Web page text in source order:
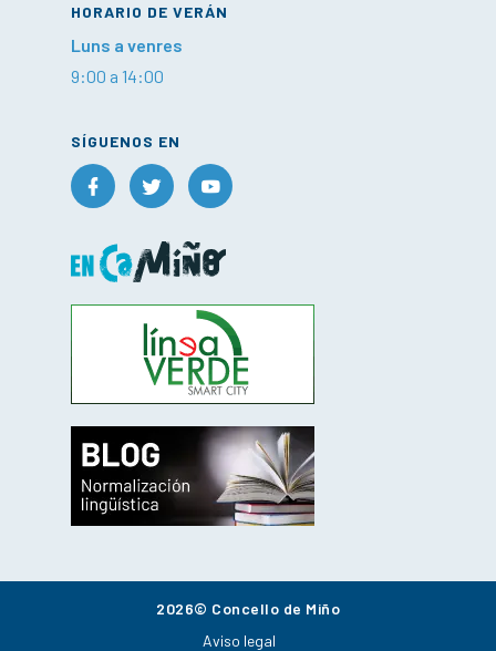
HORARIO DE VERÁN
Luns a venres
9:00 a 14:00
SÍGUENOS EN
2026© Concello de Miño
Aviso legal